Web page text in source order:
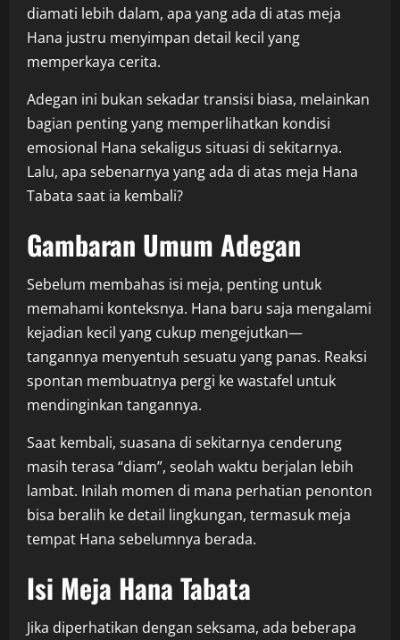
diamati lebih dalam, apa yang ada di atas meja
Hana justru menyimpan detail kecil yang
memperkaya cerita.
Adegan ini bukan sekadar transisi biasa, melainkan
bagian penting yang memperlihatkan kondisi
emosional Hana sekaligus situasi di sekitarnya.
Lalu, apa sebenarnya yang ada di atas meja Hana
Tabata saat ia kembali?
Gambaran Umum Adegan
Sebelum membahas isi meja, penting untuk
memahami konteksnya. Hana baru saja mengalami
kejadian kecil yang cukup mengejutkan—
tangannya menyentuh sesuatu yang panas. Reaksi
spontan membuatnya pergi ke wastafel untuk
mendinginkan tangannya.
Saat kembali, suasana di sekitarnya cenderung
masih terasa “diam”, seolah waktu berjalan lebih
lambat. Inilah momen di mana perhatian penonton
bisa beralih ke detail lingkungan, termasuk meja
tempat Hana sebelumnya berada.
Isi Meja Hana Tabata
Jika diperhatikan dengan seksama, ada beberapa